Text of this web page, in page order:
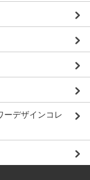
ーデザインコレ